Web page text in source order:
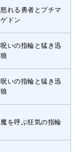
怒れる勇者とプチマ
ゲドン
呪いの指輪と猛き迅
狼
呪いの指輪と猛き迅
狼
魔を呼ぶ狂気の指輪